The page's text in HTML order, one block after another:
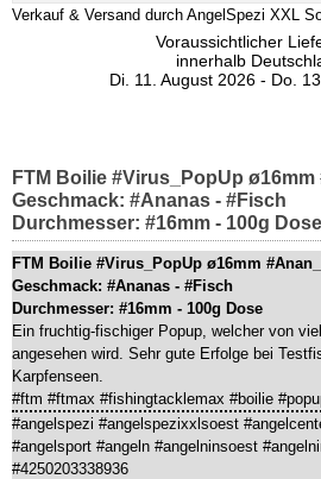
Verkauf & Versand durch AngelSpezi XXL
Voraussichtlicher
innerhalb
Di. 11. August 2026 - Do.
FTM Boilie #Virus_PopUp
Geschmack: #Ananas - #Fisch
Durchmesser: #16mm - 100g Dose
FTM Boilie #Virus_PopUp ø16mm
Geschmack: #Ananas - #Fisch
Durchmesser: #16mm - 100g Dose
Ein fruchtig-fischiger Popup, welcher von
angesehen wird. Sehr gute Erfolge bei
Karpfenseen.
#ftm #ftmax #fishingtacklemax #boilie
#angelspezi #angelspezixxlsoest
#angelsport #angeln #angelninsoest
#4250203338936